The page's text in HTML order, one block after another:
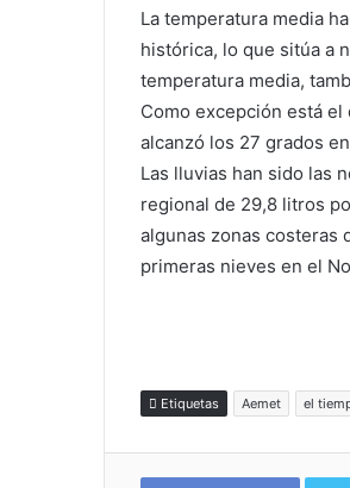
La temperatura media
histórica, lo que sitúa a
temperatura media,
Como excepción está el
alcanzó los 27 grados
Las lluvias han sido las
regional de 29,8 litros
algunas zonas costeras
primeras nieves en el
Etiquetas Aemet el